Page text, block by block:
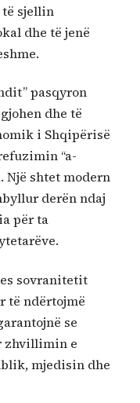
të sjellin
dhe të jenë
pasqyron
dhe të
i Shqipërisë
“a-
Një shtet modern
derën ndaj
për ta
sovranitetit
të ndërtojmë
se
zhvillimin e
mjedisin dhe